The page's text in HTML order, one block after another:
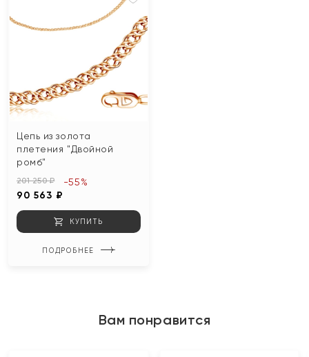
Цепь из золота
плетения "Двойной
ромб"
201 250 ₽
90 563 ₽
-55%
КУПИТЬ
ПОДРОБНЕЕ
Вам понравится